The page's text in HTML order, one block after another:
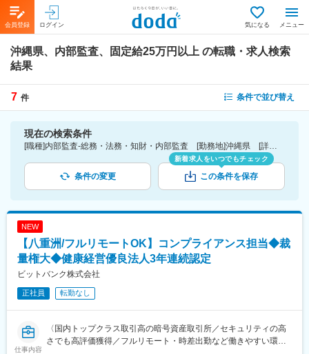
会員登録 ログイン 気になる メニュー
沖縄県、内部監査、固定給25万円以上 の転職・求人検索
結果
7 件 条件で並び替え
現在の検索条件
[職種]内部監査-総務・法務・知財・内部監査 [勤務地]沖縄県 [詳細条件](待遇・福利厚生)固定給25万円以上
条件の変更
新着求人をいつでもチェック
この条件を保存
NEW
【八重洲/フルリモートOK】コンプライアンス担当◆裁
量権大◆健康経営優良法人3年連続認定
ビットバンク株式会社
正社員 転勤なし
仕事内容
〈国内トップクラス取引高の暗号資産取引所／セキュリティの高
さでも高評価獲得／フルリモート・時差出勤など働きやすい環境